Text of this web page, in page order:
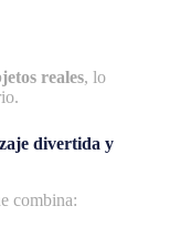
reales, lo
divertida y
combina: